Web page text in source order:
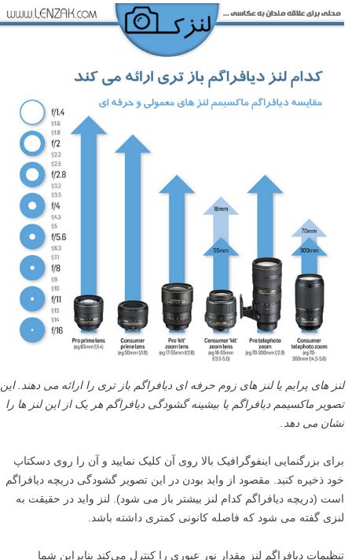
لنز های پرایم یا لنز های زوم حرفه ای دیافراگم باز تری را ارائه می دهند. این
تصویر ماکسیمم دیافراگم یا بیشینه گشودگی دیافراگم هر یک از این لنز ها را
نشان می دهد.
برای بزرگنمایی اینفوگرافیک بالا روی آن کلیک نمایید و آن را روی دسکتاپ
خود ذخیره کنید. مقصود از واید بودن در این تصویر گشودگی دریچه دیافراگم
است (دریچه دیافراگم کدام لنز بیشتر باز می شود). لنز واید در حقیقت به
لنزی گفته می شود که فاصله کانونی کمتری داشته باشد.
تنظیمات دیافراگم لنز مقدار نور عبوری را کنترل می‌کند بنابراین شما